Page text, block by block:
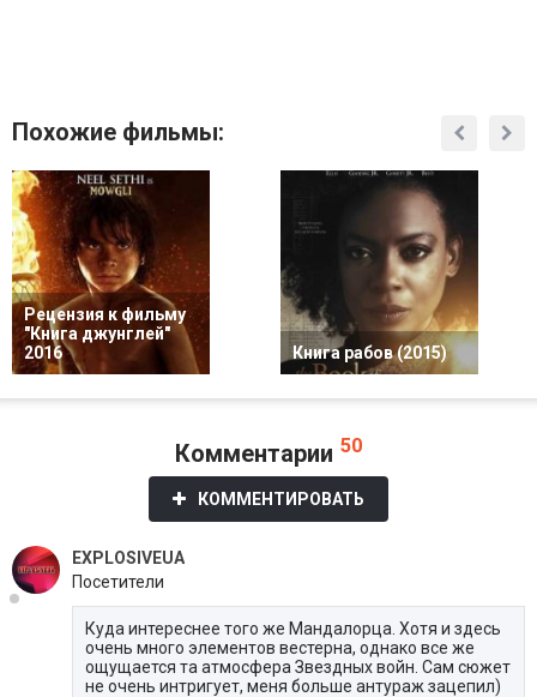
Похожие фильмы:
Рецензия к фильму
"Книга джунглей"
2016
Книга рабов (2015)
Комментарии 50
КОММЕНТИРОВАТЬ
EXPLOSIVEUA
Посетители
Куда интереснее того же Мандалорца. Хотя и здесь
очень много элементов вестерна, однако все же
ощущается та атмосфера Звездных войн. Сам сюжет
не очень интригует, меня больше антураж зацепил)